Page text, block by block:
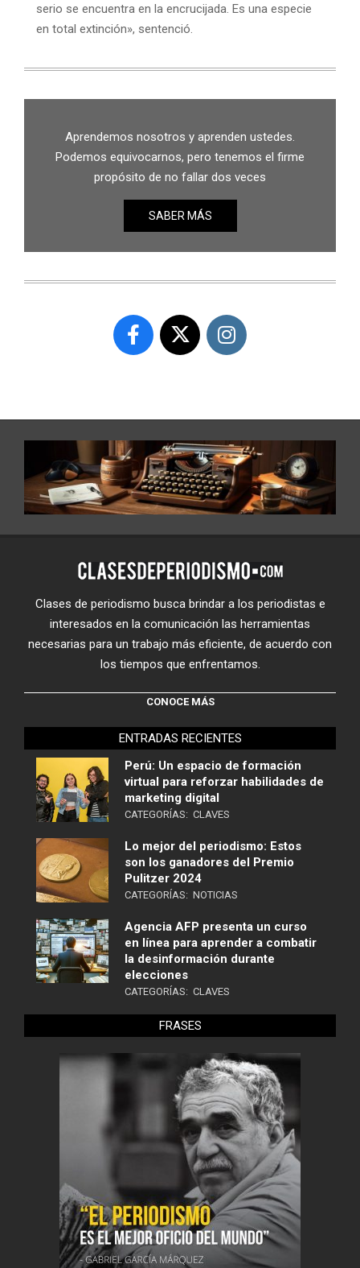
serio se encuentra en la encrucijada. Es una especie
en total extinción», sentenció.
Aprendemos nosotros y aprenden ustedes.
Podemos equivocarnos, pero tenemos el firme
propósito de no fallar dos veces
SABER MÁS
Clases de periodismo busca brindar a los periodistas e
interesados en la comunicación las herramientas
necesarias para un trabajo más eficiente, de acuerdo con
los tiempos que enfrentamos.
CONOCE MÁS
ENTRADAS RECIENTES
Perú: Un espacio de formación
virtual para reforzar habilidades de
marketing digital
CATEGORÍAS: CLAVES
Lo mejor del periodismo: Estos
son los ganadores del Premio
Pulitzer 2024
CATEGORÍAS: NOTICIAS
Agencia AFP presenta un curso
en línea para aprender a combatir
la desinformación durante
elecciones
CATEGORÍAS: CLAVES
FRASES